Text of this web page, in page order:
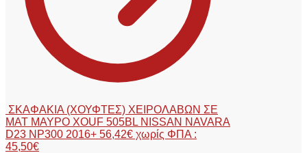
ΣΚΑΦΑΚΙΑ (ΧΟΥΦΤΕΣ) ΧΕΙΡΟΛΑΒΩΝ ΣΕ
ΜΑΤ ΜΑΥΡΟ XOUF 505BL NISSAN NAVARA
D23 NP300 2016+ 56,42€ χωρίς ΦΠΑ :
45,50€